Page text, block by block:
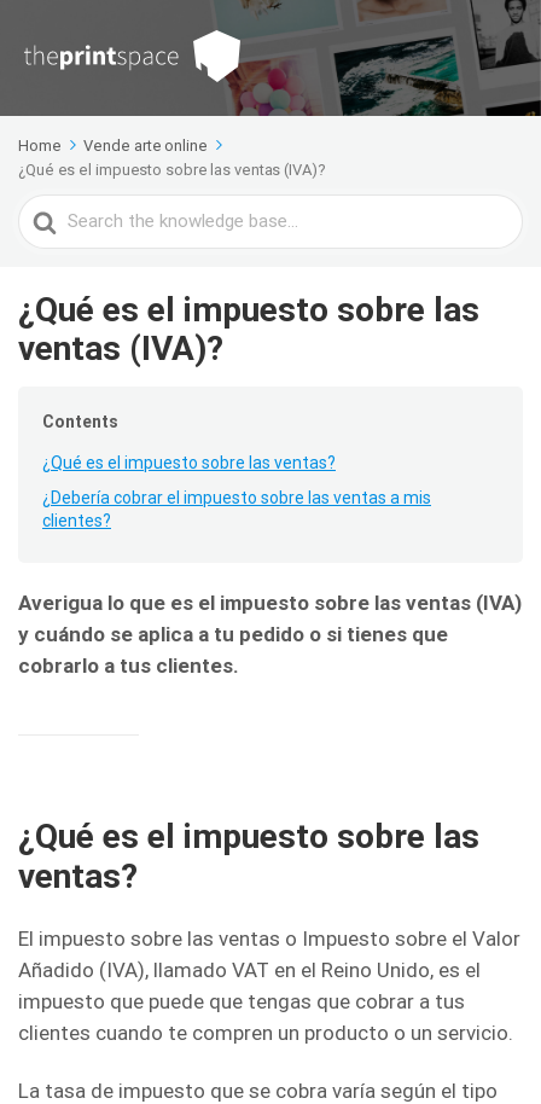
Home
Vende arte online
¿Qué es el impuesto sobre las ventas (IVA)?
Search
For
¿Qué es el impuesto sobre las
ventas (IVA)?
Contents
¿Qué es el impuesto sobre las ventas?
¿Debería cobrar el impuesto sobre las ventas a mis
clientes?
Averigua lo que es el impuesto sobre las ventas (IVA)
y cuándo se aplica a tu pedido o si tienes que
cobrarlo a tus clientes.
¿Qué es el impuesto sobre las
ventas?
El impuesto sobre las ventas o Impuesto sobre el Valor
Añadido (IVA), llamado VAT en el Reino Unido, es el
impuesto que puede que tengas que cobrar a tus
clientes cuando te compren un producto o un servicio.
La tasa de impuesto que se cobra varía según el tipo